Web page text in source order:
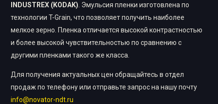
INDUSTREX (KODAK) . Эмульсия пленки изготовлена по
технологии T-Grain, что позволяет получить наиболее
мелкое зерно. Пленка отличается высокой контрастностью
и более высокой чувствительностью по сравнению с
другими пленками такого же класса.
Для получения актуальных цен обращайтесь в отдел
продаж по телефону или отправьте запрос на нашу почту
info@novator-ndt.ru